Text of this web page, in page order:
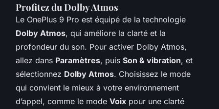
Profitez du Dolby Atmos
Le OnePlus 9 Pro est équipé de la technologie
Dolby Atmos, qui améliore la clarté et la
profondeur du son. Pour activer Dolby Atmos,
allez dans Paramètres, puis Son & vibration, et
sélectionnez Dolby Atmos. Choisissez le mode
qui convient le mieux à votre environnement
d’appel, comme le mode Voix pour une clarté